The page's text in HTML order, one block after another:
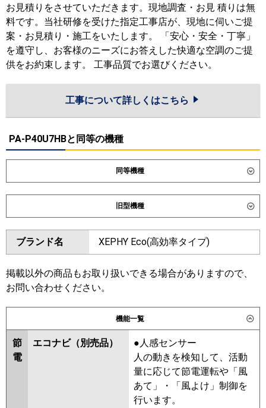
お見積りをさせていただきます。現地調査・お見 積りは無
料です。当社研修を受けた指定工事店が、現地に伺いご提
案・お見積り・施工をいたします。 「安心・安全・丁寧」
を遵守し、お客様のニーズにお答えした快適な空調のご提
供をお約束します。 工事品質でお選びください。
工事について詳しくはこちら
PA-P40U7HBと同等の機種
同等機種
ダイキン SZRC40CNT SZRC40CT
SZRUC40CT
東芝 GUSA040131MUB GUSA040131XU
GUSA04013P1XU
三菱電機 PLZ-ERMP40H6
RCI-GP40RSH12
三菱重工
FDTV406H6SA-airf
FDTV406H6SA FDTV406H6SA-rak
FDTV406H6SA-osj
PA-P40U7HNCX PA-P40U7HC
旧型機種
ダイキン SZRC40BYNT SZRC40BYT
SZRUC40BYT SZRC40BJT
SZRC40BJNT SZRJC40BJT
SZRJC40BFT SZRC40BFT
SZRC40BFNT
GUSA04013XU
GUSA04013PMUB
GUSA04013PXU RUSA04033MUB
RUSA04033MU RUSA04033XU
RUSA04033M
RUSA04033X
AUSA04077X AUSA04077M
ブランド名 XEPHY Eco(高効率タイプ)
掲載以外の商品もお取り扱いできる場合がありますので、
お問い合わせください。
機能一覧
節
電
エコナビ（別売品）
●人感センサー
人の動きを検知して、活動
量に応じて節電運転や「風
あて」・「風よけ」制御を
行います。